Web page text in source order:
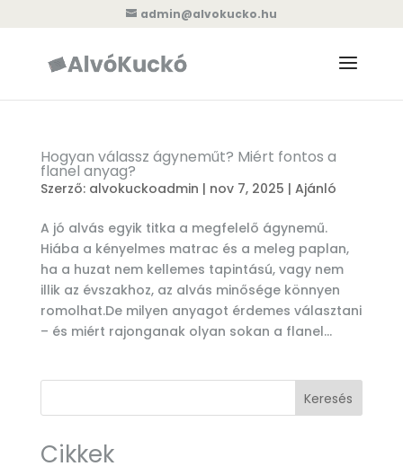
admin@alvokucko.hu
Hogyan válassz ágyneműt? Miért fontos a
flanel anyag?
Szerző: alvokuckoadmin | nov 7, 2025 | Ajánló
A jó alvás egyik titka a megfelelő ágynemű.
Hiába a kényelmes matrac és a meleg paplan,
ha a huzat nem kellemes tapintású, vagy nem
illik az évszakhoz, az alvás minősége könnyen
romolhat.De milyen anyagot érdemes választani
– és miért rajonganak olyan sokan a flanel...
Keresés
Cikkek